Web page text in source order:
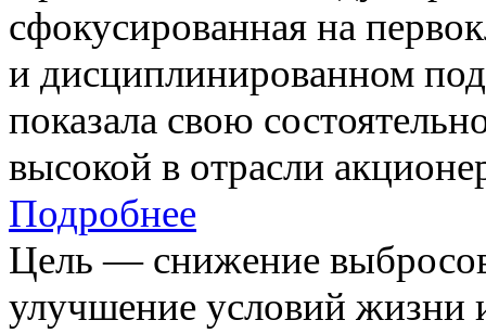
сфокусированная на
и дисциплинированном
показала свою
высокой в отрасли
Подробнее
Цель — снижение
улучшение условий жизни